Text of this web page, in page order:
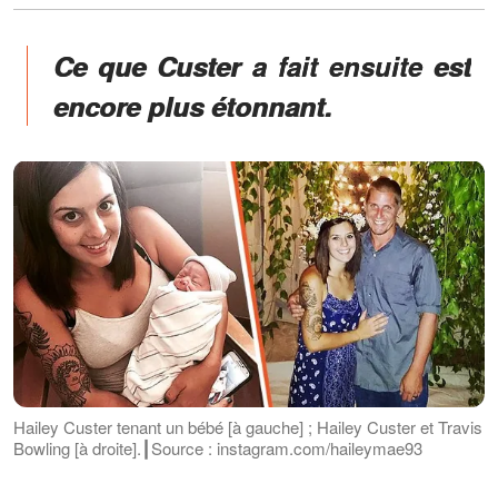
Ce que Custer a fait ensuite est
encore plus étonnant.
Hailey Custer tenant un bébé [à gauche] ; Hailey Custer et Travis
Bowling [à droite].┃Source : instagram.com/haileymae93